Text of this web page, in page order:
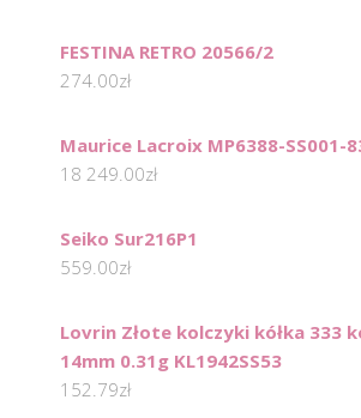
FESTINA RETRO 20566/2
274.00zł
Maurice Lacroix MP6388-SS001-
18 249.00zł
Seiko Sur216P1
559.00zł
Lovrin Złote kolczyki kółka 333
14mm 0.31g KL1942SS53
152.79zł